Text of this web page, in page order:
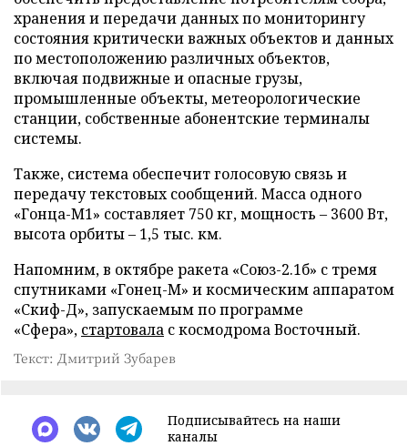
хранения и передачи данных по мониторингу
состояния критически важных объектов и данных
по местоположению различных объектов,
включая подвижные и опасные грузы,
промышленные объекты, метеорологические
станции, собственные абонентские терминалы
системы.
Также, система обеспечит голосовую связь и
передачу текстовых сообщений. Масса одного
«Гонца-М1» составляет 750 кг, мощность – 3600 Вт,
высота орбиты – 1,5 тыс. км.
Напомним, в октябре ракета «Союз-2.1б» с тремя
спутниками «Гонец-М» и космическим аппаратом
«Скиф-Д», запускаемым по программе
«Сфера», стартовала с космодрома Восточный.
Текст: Дмитрий Зубарев
Подписывайтесь на наши
каналы